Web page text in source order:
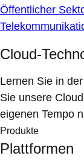
Öffentlicher
Cloud-
Lernen Sie in
Sie unsere
eigenen Tempo
Produkte
Plattformen